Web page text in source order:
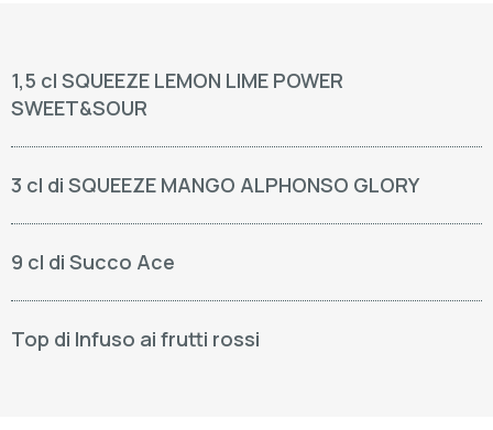
1,5 cl SQUEEZE LEMON LIME POWER
SWEET&SOUR
3 cl di SQUEEZE MANGO ALPHONSO GLORY
9 cl di Succo Ace
Top di Infuso ai frutti rossi